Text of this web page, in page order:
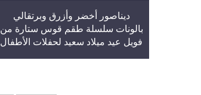
ديناصور أخضر وأزرق وبرتقالي
بالونات سلسلة طقم قوس ستارة من
فويل عيد ميلاد سعيد لحفلات الأطفال